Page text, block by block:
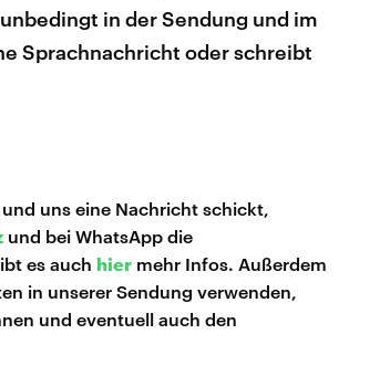
in der Sendung und im
Sprachnachricht oder schreibt
uns eine Nachricht schickt,
und bei WhatsApp die
es auch hier mehr Infos. Außerdem
in unserer Sendung verwenden,
und eventuell auch den